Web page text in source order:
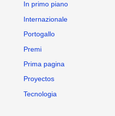
In primo piano
Internazionale
Portogallo
Premi
Prima pagina
Proyectos
Tecnologia